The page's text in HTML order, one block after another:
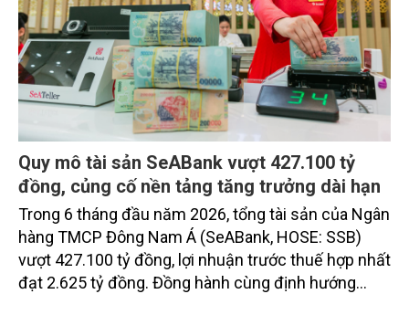
Quy mô tài sản SeABank vượt 427.100 tỷ
đồng, củng cố nền tảng tăng trưởng dài hạn
Trong 6 tháng đầu năm 2026, tổng tài sản của Ngân
hàng TMCP Đông Nam Á (SeABank, HOSE: SSB)
vượt 427.100 tỷ đồng, lợi nhuận trước thuế hợp nhất
đạt 2.625 tỷ đồng. Đồng hành cùng định hướng